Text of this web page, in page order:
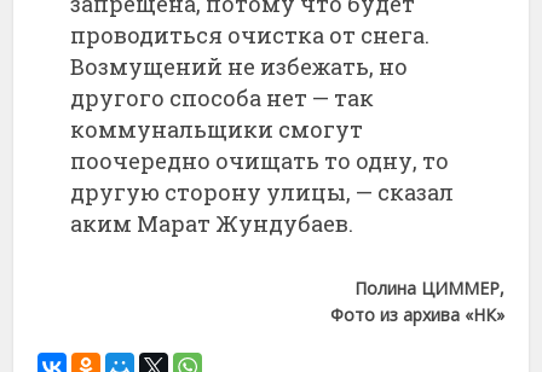
проводиться очистка от снега.
Возмущений не избежать, но
другого способа нет — так
коммунальщики смогут
поочередно очищать то одну, то
другую сторону улицы, — сказал
аким Марат Жундубаев.
Полина ЦИММЕР,
Фото из архива «НК»